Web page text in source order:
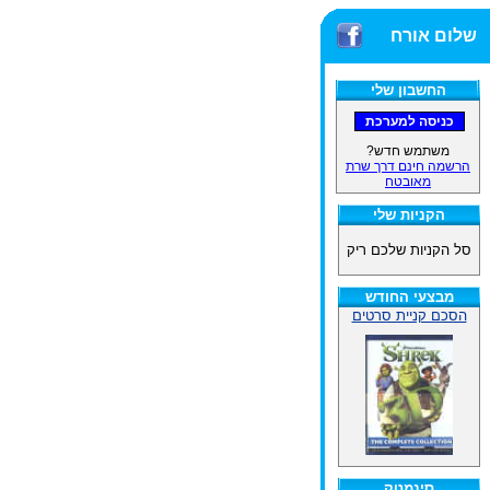
שלום אורח
החשבון שלי
משתמש חדש?
הרשמה חינם דרך שרת
מאובטח
הקניות שלי
סל הקניות שלכם ריק
מבצעי החודש
הסכם קניית סרטים